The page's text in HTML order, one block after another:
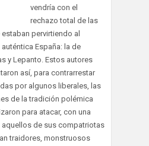
vendría con el
rechazo total de las
pervirtiendo al
España: la de
y Lepanto. Estos autores
así, para contrarrestar
por algunos liberales, las
de la tradición polémica
para atacar, con una
aquellos de sus compatriotas
traidores, monstruosos